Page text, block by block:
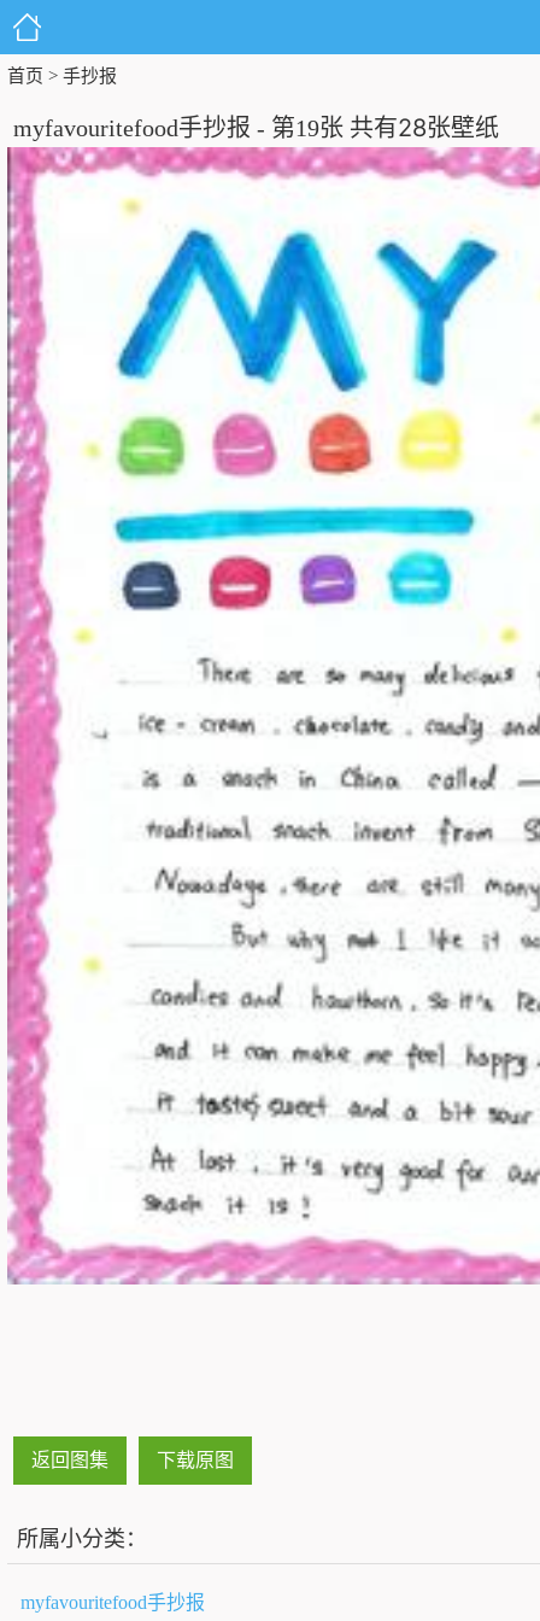
首页 > 手抄报
myfavouritefood手抄报 - 第19张 共有28张壁纸
返回图集 下载原图
所属小分类：
myfavouritefood手抄报